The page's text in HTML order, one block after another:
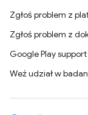
Zgłoś problem z
Zgłoś problem z
Google Play support
Weź udział w